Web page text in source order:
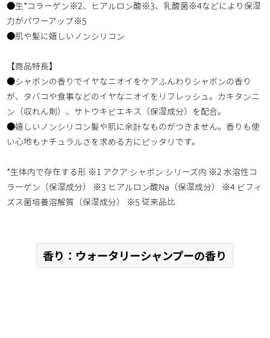
●生*コラーゲン※2、ヒアルロン酸※3、乳酸菌※4などにより保湿
力がパワーアップ※5
●肌や髪に嬉しいノンシリコン
【商品特長】
●シャボンの香りでイヤなニオイをケアふんわりシャボンの香り
が、タバコや食事などのイヤなニオイをリフレッシュ。カキタンニ
ン（収れん剤）、サトウキビエキス（保湿成分）を配合。
●嬉しいノンシリコン髪や肌に余計なものがつきません。香りも使
い心地もナチュラルさを求める方にピッタリです。
*生体内で存在する形 ※1 アクア シャボン シリーズ内 ※2 水溶性コ
ラーゲン（保湿成分） ※3 ヒアルロン酸Na（保湿成分） ※4 ビフィ
ズス菌培養溶解質（保湿成分） ※5 従来品比
香り：ウォータリーシャンプーの香り